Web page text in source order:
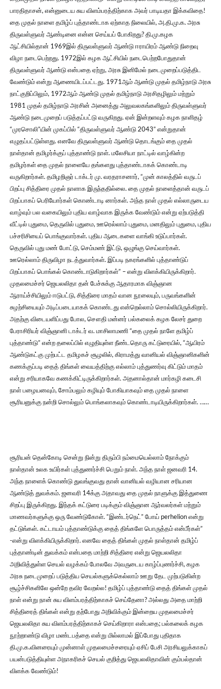
பாரதிதாசன், என்னுடைய சுய விளம்பரத்திற்காக அவர் பாடியதா இக்கவிதை!
தை முதல் நாளை தமிழ்ப் புத்தாண்டாக ஏற்காத நிலையில், அ.தி.மு.க. அரசு
திருவள்ளுவர் ஆண்டினை என்ன செய்யப் போகிறது? தி.மு.கழக
ஆட்சியில்தான் 1969இல் திருவள்ளுவர் ஆண்டு ஈராயிரம் ஆண்டு நிறைவு
விழா நடைபெற்றது. 1972இல் கழக ஆட்சியில் நடைபெற்றபோதுதான்
திருவள்ளுவர் ஆண்டு என்பதை ஏற்று, அரசு இனிமேல் நடைமுறைப்படுத்திட
வேண்டும் என்று ஆணையிடப்பட்டது. 1971ஆம் ஆண்டு முதல் தமிழ்நாடு அரசு
நாட்குறிப்பிலும், 1972ஆம் ஆண்டு முதல் தமிழ்நாடு அரசிதழிலும் மற்றும்
1981 முதல் தமிழ்நாடு அரசின் அனைத்து அலுவலகங்களிலும் திருவள்ளுவர்
ஆண்டு நடைமுறைப் படுத்தப்பட்டு வருகிறது. ஏன் இன்றளவும் கழக நாளிதழ்
“முரசொலி”யின் முகப்பில் “திருவள்ளுவர் ஆண்டு 2043” என்றுதான்
எழுதப்பட்டுள்ளது. எனவே திருவள்ளுவர் ஆண்டு தொடங்கும் தை முதல்
நாள்தான் தமிழர்க்குப் புத்தாண்டு நாள். மலேசியா நாட்டில் வாழ்கின்ற
தமிழர்கள் தை முதல் நாளையே தங்களது புத்தாண்டாகக் கொண்டாடி
வருகிறார்கள். தமிழறிஞர் டாக்டர் மு. வரதராசனார், “முன் காலத்தில் வருடப்
பிறப்பு சித்திரை முதல் நாளாக இருந்ததில்லை. தை முதல் நாளைத்தான் வருடப்
பிறப்பாகப் பெரியோர்கள் கொண்டாடி னார்கள். அந்த நாள் முதல் எல்லாருடைய
வாழ்வும் பல வகையிலும் புதிய வாழ்வாக இருக்க வேண்டும் என்று ஏற்படுத்தி
வீட்டில் புதுமை, தெருவில் புதுமை, ஊரெல்லாம் புதுமை, மனதிலும் புதுமை, புதிய
பச்சரிசியைப் பொங்குவார்கள். புதிய ஆடைகளை வாங்கி உடுப்பார்கள்.
தெருவில் புது மண் போட்டு, செம்மண் இட்டு, ஒழுங்கு செய்வார்கள்.
ஊரெல்லாம் திருவிழா நடத்துவார்கள். இப்படி நகரங்களில் புத்தாண்டுப்
பிறப்பாகப் பொங்கல் கொண்டாடுகிறார்கள்” – என்று விளக்கியிருக்கிறார்.
முதலமைச்சர் ஜெயலலிதா தன் பேச்சுக்கு ஆதாரமாக விஞ்ஞான
ஆராய்ச்சியிலும் ஈடுபட்டு, சித்திரை மாதம் வான நூலையும், பருவங்களின்
சுழற்சியையும் அடிப்படையாகக் கொண்டது என்றெல்லாம் சொல்லியிருக்கிறார்.
அதற்கு விடையளிப்பது போல, சௌதி மன்னர் பல்கலைக் கழக லேசர் துறை
பேராசிரியர் விஞ்ஞானி டாக்டர் வ. மாசிலாமணி “தை முதல் நாளே தமிழ்ப்
புத்தாண்டு” என்ற தலைப்பில் எழுதியுள்ள நீண்டதொரு கட்டுரையில், “ஆயிரம்
ஆண்டுகட்கு முற்பட்ட தமிழகச் சூழலில், கிராமத்து வானியல் விஞ்ஞானிகளின்
கணக்குப்படி தைத் திங்கள் வையத்திற்கு எல்லாம் புத்துணர்வு கிட்டும் மாதம்
என்று சரியாகவே கணக்கிட்டிருக்கிறார்கள். அதனால்தான் மார்கழி கடைசி
நாள் பழையனவும், சோம்பலும் கழியும் போகியாகவும் தை முதல் நாளை
சூரியனுக்கு நன்றி சொல்லும் பொங்கலாகவும் கொண்டாடியிருக்கிறார்கள். ……
சூரியன் தென்கோடி சென்று நின்று திரும்பி நம்மையெல்லாம் நோக்கும்
நாள்தான் உலக உயிர்கள் புத்துணர்ச்சி பெறும் நாள். அந்த நாள் ஜனவரி 14.
அந்த நாளைக் கொண்டு துவங்குவது தான் வானியல் வழியான சரியான
ஆண்டுத் துவக்கம். ஜனவரி 14க்கு அதாவது தை முதல் நாளுக்கு இத்துணை
சிறப்பு இருக்கிறது. இந்தக் கட்டுரை படிக்கும் விஞ்ஞான ஆர்வலர்கள் மற்றும்
மாணவர்களுக்கு ஒரு வேண்டுகோள். “இண்டர்நெட்” போய் perhelion என்று
தட்டுங்கள். கட்டாயம் புத்தாண்டுக்கு தைத் திங்களே பொருத்தம் என்பீர்கள்”
-என்று விளக்கியிருக்கிறார். எனவே தைத் திங்கள் முதல் நாள்தான் தமிழ்ப்
புத்தாண்டின் துவக்கம் என்பதை மாற்றி சித்திரை என்று ஜெயலலிதா
அறிவித்துள்ள செயல் வழக்கம் போலவே அவருடைய காழ்ப்புணர்ச்சி, கழக
அரசு நடைமுறைப் படுத்திய செயல்களுக்கெல்லாம் ஊறு தேட முற்படுகின்ற
சூழ்ச்சிகளிலே ஒன்றே தவிர வேறல்ல! தமிழ்ப் புத்தாண்டு தைத் திங்கள் முதல்
நாள் என்று நான் சுய விளம்பரத்திற்காகச் செய்தேனா? அல்லது அதை மாற்றி
சித்திரைத் திங்கள் என்று தற்போது அறிவிக்கும் இன்றைய முதலமைச்சர்
ஜெயலலிதா சுய விளம்பரத்திற்காகச் செய்கிறாரா என்பதை; பல்கலைக் கழக
நூற்றாண்டு விழா மண்டபத்தை என்று மில்லாமல் இப்போது புதிதாக
தி.மு.க.வினரையும் முன்னாள் முதலமைச்சரையும் ஏசிப் பேசி அரசியலுக்காகப்
பயன்படுத்தியுள்ள அநாகரிகச் செயல் குறித்து ஜெயலலிதாவின் கும்பல்தான்
விளக்க வேண்டும்!